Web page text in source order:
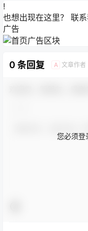
!
也想出现在这里？ 联
广告
0 条回复 A 文章作者
您必须登